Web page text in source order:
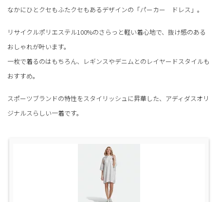
なかにひとクセもふたクセもあるデザインの「パーカー ドレス」。
リサイクルポリエステル100%のさらっと軽い着心地で、抜け感のある
おしゃれが叶います。
一枚で着るのはもちろん、レギンスやデニムとのレイヤードスタイルも
おすすめ。
スポーツブランドの特性をスタイリッシュに昇華した、アディダスオリ
ジナルスらしい一着です。